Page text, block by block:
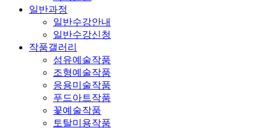
일반과정
일반수강안내
일반수강신청
작품갤러리
섬유예술작품
조형예술작품
응용미술작품
푸드아트작품
꽃예술작품
토탈미용작품